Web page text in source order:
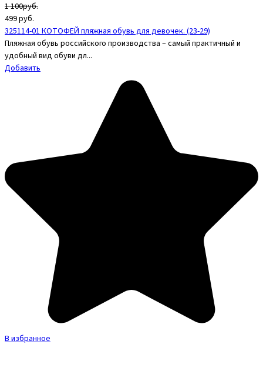
1 100руб.
499руб.
325114-01 КОТОФЕЙ пляжная обувь для девочек. (23-29)
Пляжная обувь российского производства – самый практичный и
удобный вид обуви дл...
Добавить
В избранное